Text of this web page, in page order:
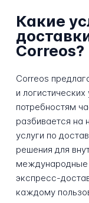
Какие
Correos?
Correos
и
потребностям
разбивается на
услуги по
решения для
международные
экспресс-
каждому